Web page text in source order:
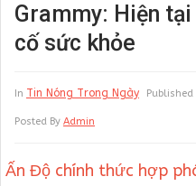
Grammy: Hiện
cố sức khỏe
In Tin Nóng Trong Ngày Published
Posted By Admin
Ấn Độ chính thức hợp